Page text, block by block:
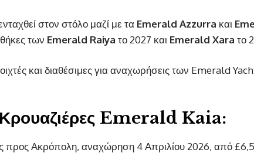
στον στόλο μαζί με τα Emerald Azzurra και
των Emerald Raiya το 2027 και Emerald Xara το
και διαθέσιμες για αναχωρήσεις των Emerald
Κρουαζιέρες Emerald Kaia:
προς Ακρόπολη, αναχώρηση 4 Απριλίου 2026, από